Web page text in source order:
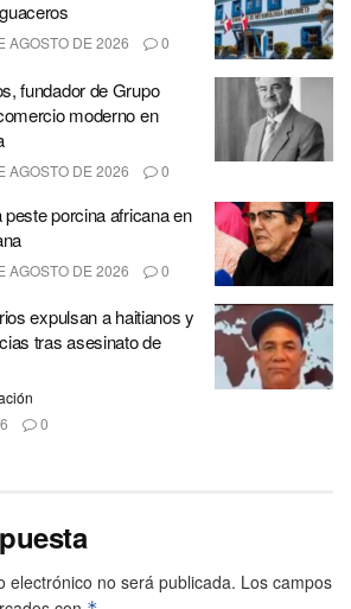
AGOSTO DE 2026 0
fundador de Grupo
moderno en
AGOSTO DE 2026 0
porcina africana en
AGOSTO DE 2026 0
expulsan a haitianos y
tras asesinato de
0
electrónico no será publicada. Los campos